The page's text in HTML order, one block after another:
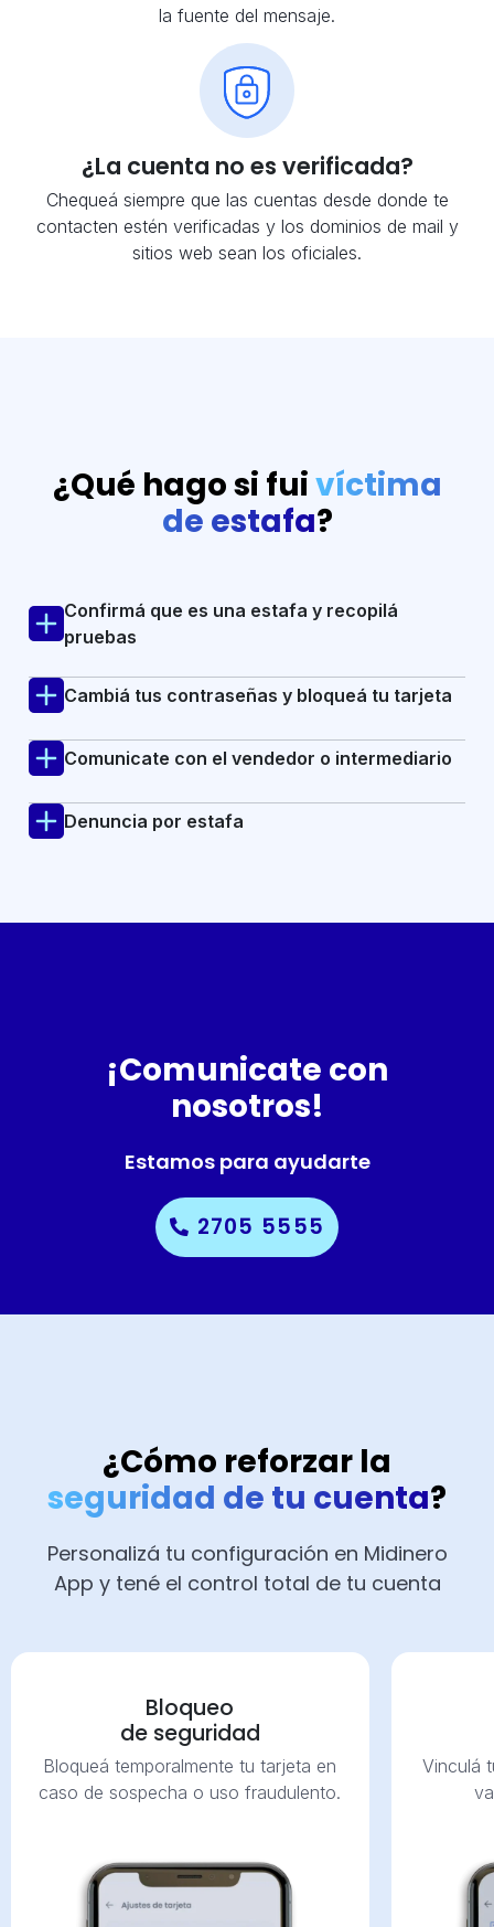
la fuente del mensaje.
¿La cuenta no es verificada?
Chequeá siempre que las cuentas desde donde te
contacten estén verificadas y los dominios de mail y
sitios web sean los oficiales.
¿Qué hago si fuivíctima
de estafa?
Confirmá que es una estafa y recopilá
pruebas
Cambiá tus contraseñas y bloqueá tu tarjeta
Comunicate con el vendedor o intermediario
Denuncia por estafa
¡Comunicate con
nosotros!
Estamos para ayudarte
2705 5555
¿Cómo reforzar la
seguridad de tu cuenta?
Personalizá tu configuración en Midinero
App y tené el control total de tu cuenta
Bloqueo
de seguridad
Bloqueá temporalmente tu tarjeta en
caso de sospecha o uso fraudulento.
Vinculá